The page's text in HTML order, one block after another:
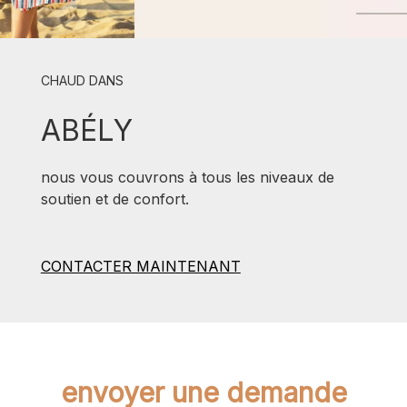
CHAUD DANS
ABÉLY
nous vous couvrons à tous les niveaux de
soutien et de confort.
CONTACTER MAINTENANT
envoyer une demande